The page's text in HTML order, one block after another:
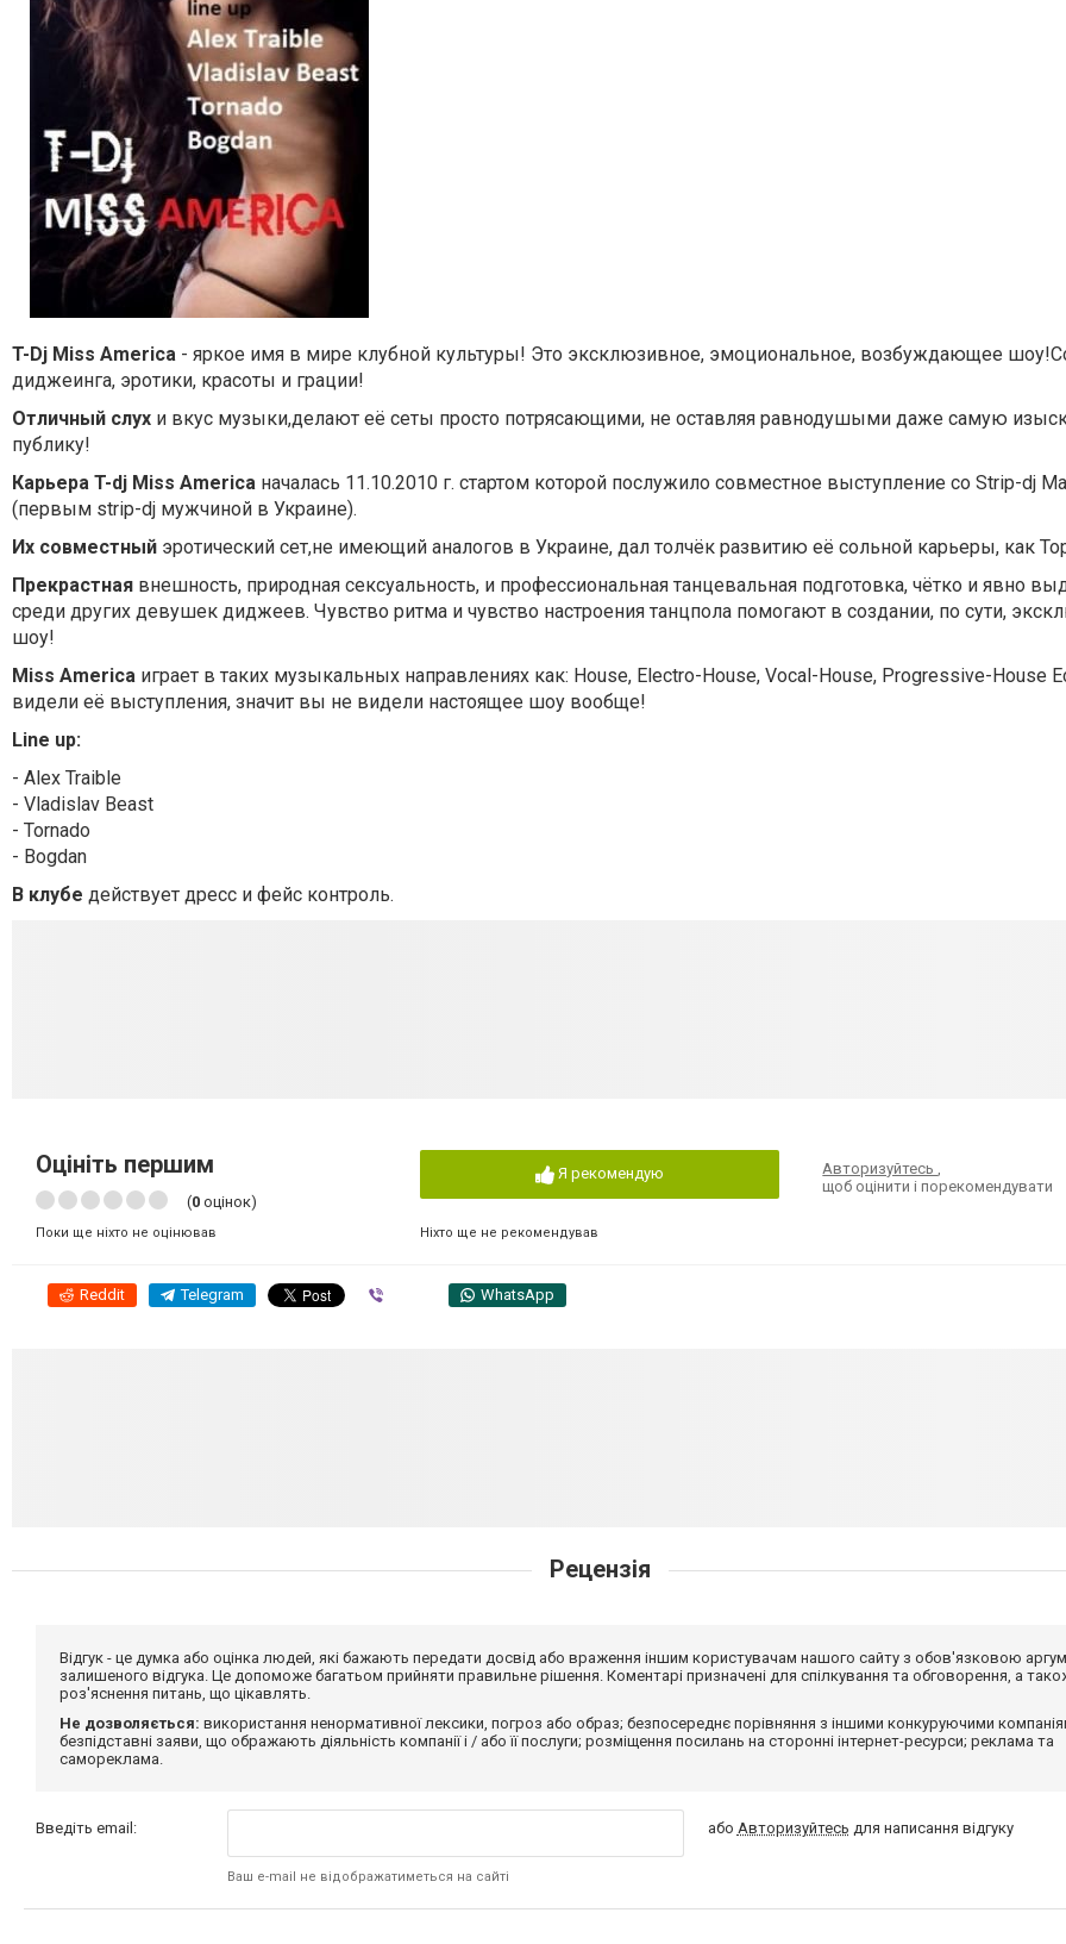
T-Dj Miss America - яркое имя в мире клубной культуры! Это эксклюзивное, эмоциональное, возбуждающее
диджеинга, эротики, красоты и грации!
Отличный слух и вкус музыки,делают её сеты просто потрясающими, не оставляя равнодушыми даже самую
публику!
Карьера T-dj Miss America началась 11.10.2010 г. стартом которой послужило совместное выступление со Strip-dj
(первым strip-dj мужчиной в Украине).
Их совместный эротический сет,не имеющий аналогов в Украине, дал толчёк развитию её сольной карьеры, как
Прекрастная внешность, природная сексуальность, и профессиональная танцевальная подготовка, чётко и явно
среди других девушек диджеев. Чувство ритма и чувство настроения танцпола помогают в создании, по сути,
шоу!
Miss America играет в таких музыкальных направлениях как: House, Electro-House, Vocal-House, Progressive-House
видели её выступления, значит вы не видели настоящее шоу вообще!
Line up:
- Alex Traible
- Vladislav Beast
- Tornado
- Bogdan
В клубе действует дресс и фейс контроль.
Оцініть першим
(0 оцінок)
Поки ще ніхто не оцінював
Я рекомендую
Ніхто ще не рекомендував
Авторизуйтесь,
щоб оцінити і порекомендувати
Reddit Telegram WhatsApp
Рецензія
Відгук - це думка або оцінка людей, які бажають передати досвід або враження іншим користувачам нашого сайту з обов'язковою
залишеного відгука. Це допоможе багатьом прийняти правильне рішення. Коментарі призначені для спілкування та обговорення, а
роз'яснення питань, що цікавлять.
Не дозволяється: використання ненормативної лексики, погроз або образ; безпосереднє порівняння з іншими конкуруючими
безпідставні заяви, що ображають діяльність компанії і / або її послуги; розміщення посилань на сторонні інтернет-ресурси; реклама та
самореклама.
Введіть email:
Ваш e-mail не відображатиметься на сайті
або Авторизуйтесь для написання відгуку